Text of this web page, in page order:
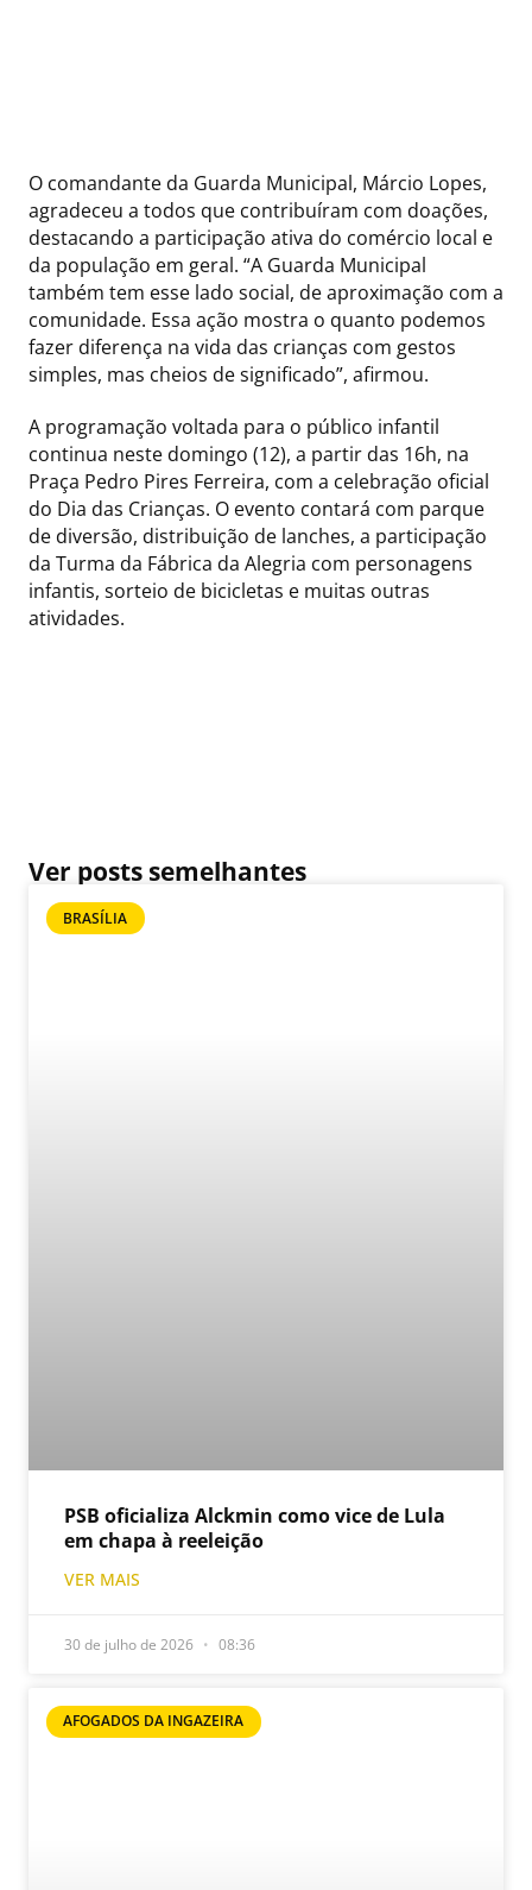
O comandante da Guarda Municipal, Márcio Lopes,
agradeceu a todos que contribuíram com doações,
destacando a participação ativa do comércio local e
da população em geral. “A Guarda Municipal
também tem esse lado social, de aproximação com a
comunidade. Essa ação mostra o quanto podemos
fazer diferença na vida das crianças com gestos
simples, mas cheios de significado”, afirmou.
A programação voltada para o público infantil
continua neste domingo (12), a partir das 16h, na
Praça Pedro Pires Ferreira, com a celebração oficial
do Dia das Crianças. O evento contará com parque
de diversão, distribuição de lanches, a participação
da Turma da Fábrica da Alegria com personagens
infantis, sorteio de bicicletas e muitas outras
atividades.
Ver posts semelhantes
BRASÍLIA
PSB oficializa Alckmin como vice de Lula
em chapa à reeleição
VER MAIS
30 de julho de 2026 08:36
AFOGADOS DA INGAZEIRA